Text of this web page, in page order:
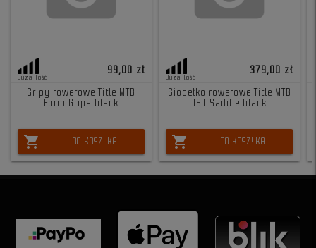
Duża ilość
99,00 zł
Gripy rowerowe Title MTB
Form Grips black
shopping_cart DO KOSZYKA
Duża ilość
379,00 zł
Siodełko rowerowe Title MTB
JS1 Saddle black
shopping_cart DO KOSZYKA